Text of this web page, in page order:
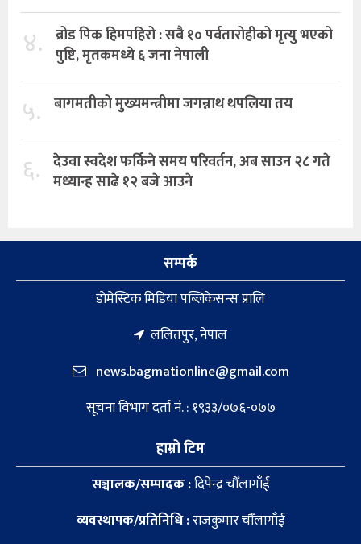
४. ब्रोड पिक हिमपहिरो : सबै १० पर्वतारोहीको मृत्यु भएको
पुष्टि, मृतकमध्ये ६ जना नेपाली
५. बागमतीको मुख्यमन्त्रीमा जगन्नाथ थपलिया तय
६. देउवा स्वदेश फर्किने समय परिवर्तन, अब साउन २८ गते
मध्यान्ह साढे १२ बजे आउने
सम्पर्क
डाेमेस्टिक मिडिया पब्लिकेसन्स प्रालि
ललितपुर, नेपाल
news.bagmationline@gmail.com
सूचना विभाग दर्ता नं. : १९३३/०७६-०७७
हाम्रो टिम
सञ्चालक/सम्पादक :दिपेन्द्र चौँलागाँई
व्यवस्थापक/प्रतिनिधि :राजकुमार चौँलागाँई